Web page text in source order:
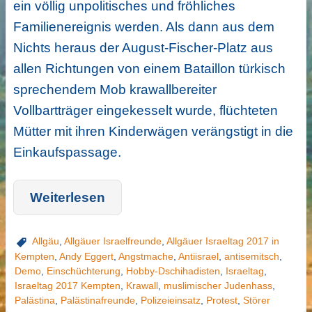
ein völlig unpolitisches und fröhliches
Familienereignis werden. Als dann aus dem
Nichts heraus der August-Fischer-Platz aus
allen Richtungen von einem Bataillon türkisch
sprechendem Mob krawallbereiter
Vollbartträger eingekesselt wurde, flüchteten
Mütter mit ihren Kinderwägen verängstigt in die
Einkaufspassage.
Weiterlesen
Allgäu Allgäuer Israelfreunde, Allgäuer Israeltag 2017 in
Kempten Andy Eggert, Angstmache, Antiisrael, antisemitsch
Demo, Einschüchterung Hobby-Dschihadisten Israeltag
Israeltag 2017 Kempten
Krawall, muslimischer Judenhass,
Palästina
Palästinafreunde, Polizeieinsatz, Protest, Störer